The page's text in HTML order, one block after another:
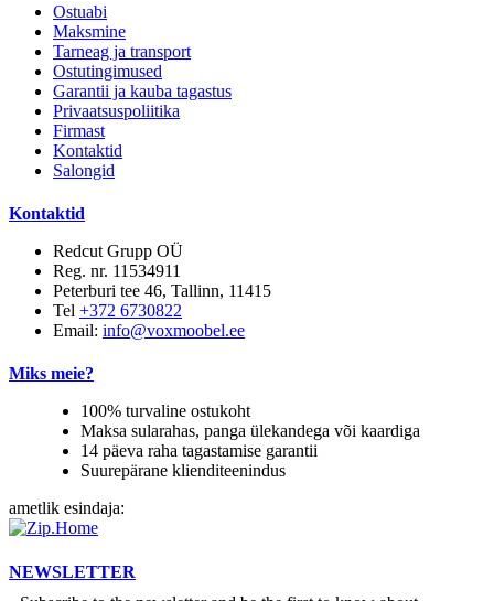
Ostuabi
Maksmine
Tarneag ja transport
Ostutingimused
Garantii ja kauba tagastus
Privaatsuspoliitika
Firmast
Kontaktid
Salongid
Kontaktid
Redcut Grupp OÜ
Reg. nr. 11534911
Peterburi tee 46, Tallinn, 11415
Tel +372 6730822
Email: info@voxmoobel.ee
Miks meie?
100% turvaline ostukoht
Maksa sularahas, panga ülekandega või kaardiga
14 päeva raha tagastamise garantii
Suurepärane klienditeenindus
ametlik esindaja:
NEWSLETTER